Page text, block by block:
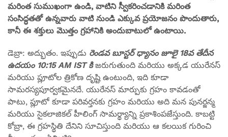
మరింత సుముఖంగా ఉండి, వాటిని స్వీకరించడానికి మరింత
సంసిద్ధతతో ఉన్నవారు వాటి నుండి ఎక్కువ ప్రయోజనం పొందుతారు,
కానీ ఈ శక్తులు మొత్తం గ్రహానికి అందుబాటులో ఉంటాయి.
డెబ్రా: అద్భుతం. ఇప్పుడు రెండవ బూస్టర్ ధ్యానం జూలై 18వ తేదీన
ఉదయం 10:15 AM IST కిజరుగుతుంది మరియు అక్కడ యురేనస్
మరియు ప్లూటోల త్రికోణ దృష్టి ఉంటుంది, ఇది కూడా
సామరస్యపూర్వకమైనదే. యురేనస్ మార్పుకు గ్రహం కావడంతో
పాటు, ప్లూటో కూడా పరివర్తనకు గ్రహం మరియు అది మన పునర్జన్మ
మరియు సైకలాజికల్ హీలింగ్ సామర్థ్యాన్ని ప్రకాశింపజేస్తుంది. కాబట్టి
కోబ్రా, ఈ గ్రహస్థితి దేనిని సూచిస్తుంది మరియు ఆ కలయిక గురించి